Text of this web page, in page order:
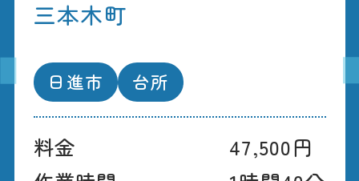
三本木町
日進市 台所
料金
47,500円